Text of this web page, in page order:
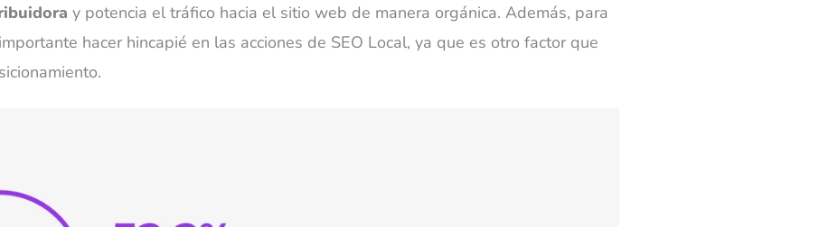
y potencia el tráfico hacia el sitio web de manera orgánica. Además, para
hacer hincapié en las acciones de SEO Local, ya que es otro factor que